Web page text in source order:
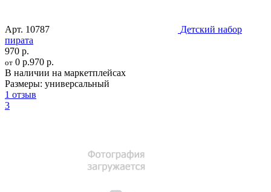
Арт. 10787
Детский набор
пирата
970 р.
от 0 р.970 р.
В наличии на маркетплейсах
Размеры: универсальный
1 отзыв
3